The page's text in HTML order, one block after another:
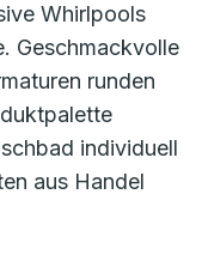
Whirlpools
Geschmackvolle
runden
individuell
aus Handel